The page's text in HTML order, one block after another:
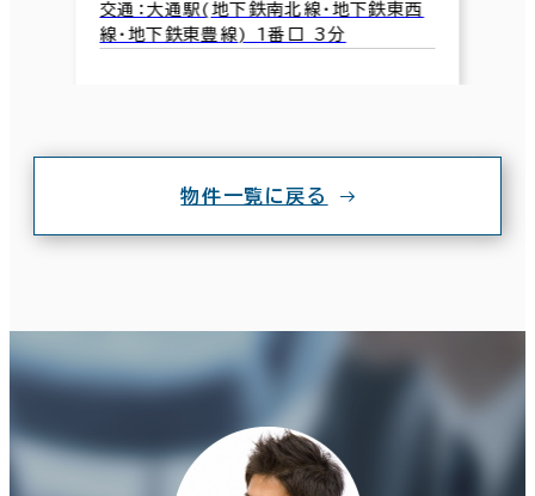
交通：大通駅(地下鉄南北線･地下鉄東西
線･地下鉄東豊線) 1番口 3分
物件一覧に戻る